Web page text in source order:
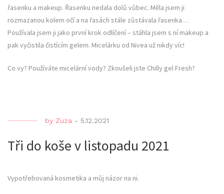
řasenku a makeup. Řasenku nedala dolů vůbec. Měla jsem ji
rozmazanou kolem očí a na řasách stále zůstávala řasenka…
Používala jsem ji jako první krok odlíčení – stáhla jsem s ní makeup a
pak vyčistila čistícím gelem. Micelárku od Nivea už nikdy víc!
Co vy? Používáte micelární vody? Zkoušeli jste Chilly gel Fresh?
by Zuza - 5.12.2021
Tři do koše v listopadu 2021
Vypotřebovaná kosmetika a můj názor na ni.